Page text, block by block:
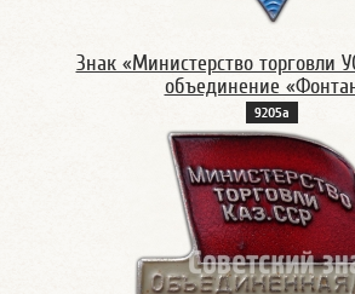
Знак «Министерство торговли
объединение
9205а